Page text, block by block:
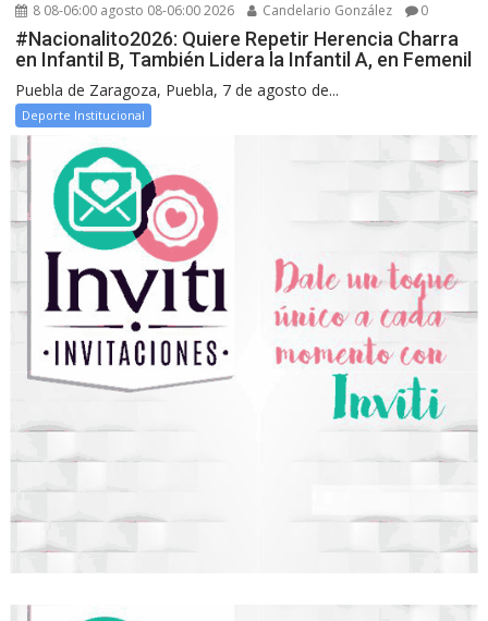
8 08-06:00 agosto 08-06:00 2026 Candelario González 0
#Nacionalito2026: Quiere Repetir Herencia Charra
en Infantil B, También Lidera la Infantil A, en Femenil
Puebla de Zaragoza, Puebla, 7 de agosto de...
Deporte Institucional